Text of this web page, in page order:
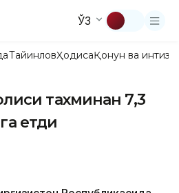
ЎЗ
ТайинловҲодисаҚонун ва
тахминан 7,3
етди